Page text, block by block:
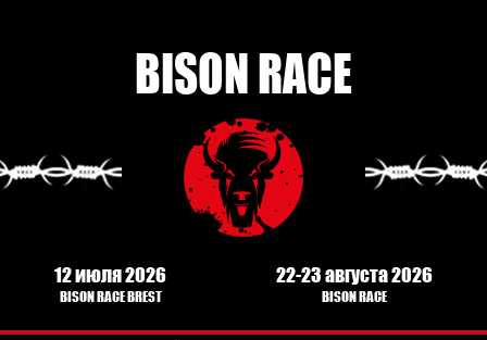
BISON RACE
12 июля 2026
BISON RACE BREST
22-23 августа 2026
BISON RACE